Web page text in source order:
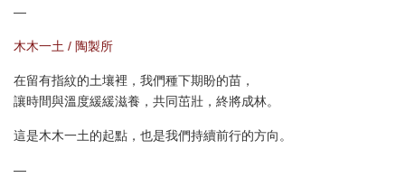
—
木木一土 / 陶製所
在留有指紋的土壤裡，我們種下期盼的苗，
讓時間與溫度緩緩滋養，共同茁壯，終將成林。
這是木木一土的起點，也是我們持續前行的方向。
—